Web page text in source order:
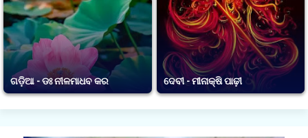
ଗଡ଼ିଆ - ଡଃ ନୀଳମାଧବ କର ଦେବୀ - ମୀନାକ୍ଷି ପାଢ଼ୀ